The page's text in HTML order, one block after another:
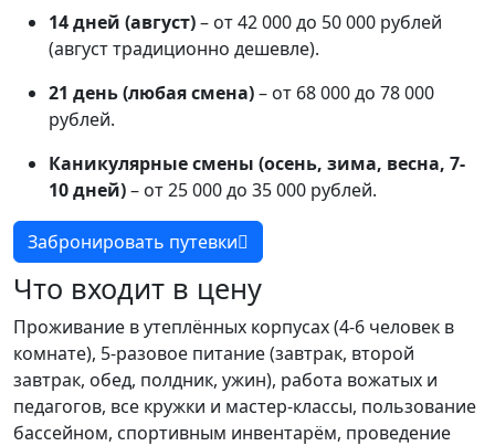
14 дней (август)– от 42 000 до 50 000 рублей
(август традиционно дешевле).
21 день (любая смена)– от 68 000 до 78 000
рублей.
Каникулярные смены (осень, зима, весна, 7-
10 дней)– от 25 000 до 35 000 рублей.
Забронировать путевки
Что входит в цену
Проживание в утеплённых корпусах (4-6 человек в
комнате), 5-разовое питание (завтрак, второй
завтрак, обед, полдник, ужин), работа вожатых и
педагогов, все кружки и мастер-классы, пользование
бассейном, спортивным инвентарём, проведение